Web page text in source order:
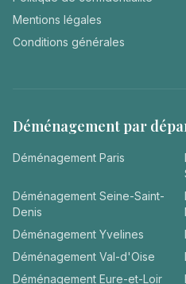
Mentions légales
Conditions générales
Déménagement par
Déménagement Paris
Déménagement Seine-Saint-
Denis
Déménagement Yvelines
Déménagement Val-d'Oise
Déménagement Eure-et-Loir